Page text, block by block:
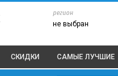
регион
не выбран
СКИДКИ САМЫЕ ЛУЧШИЕ